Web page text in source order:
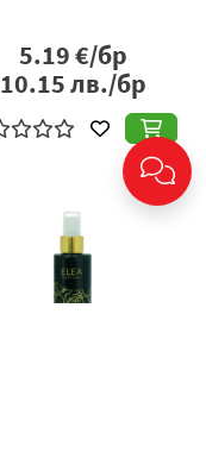
5.19€/бр
10.15лв./бр